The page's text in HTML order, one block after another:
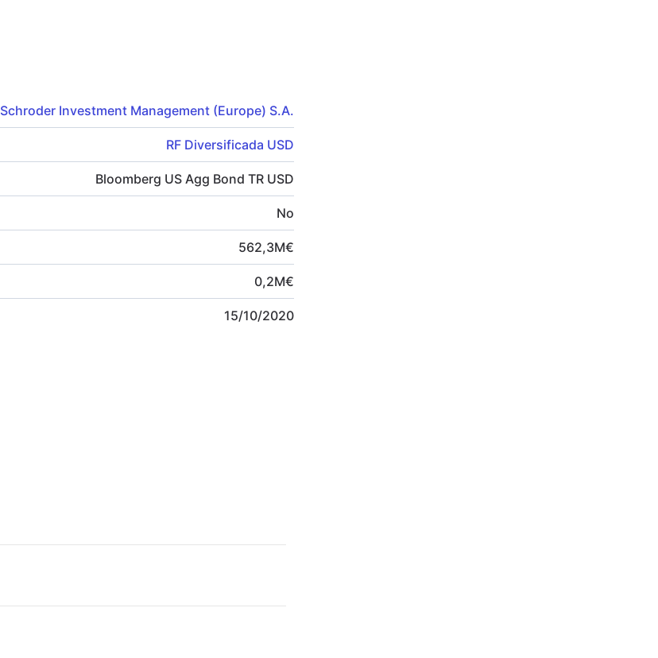
Schroder Investment Management (Europe) S.A.
RF Diversificada USD
Bloomberg US Agg Bond TR USD
No
562,3M€
0,2M€
15/10/2020